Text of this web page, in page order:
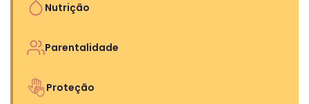
Nutrição
Parentalidade
Proteção